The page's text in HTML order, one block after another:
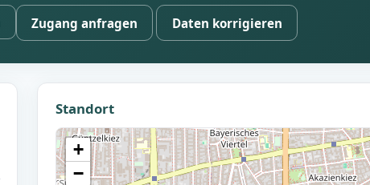
Zugang anfragen Daten korrigieren
Standort
+
−